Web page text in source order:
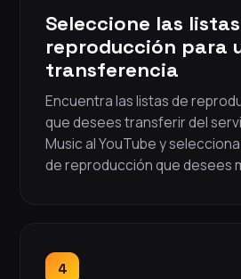
Seleccione las
reproducción para
transferencia
Encuentra las listas de
que desees transferir del
Music al YouTube y
de reproducción que desees
4